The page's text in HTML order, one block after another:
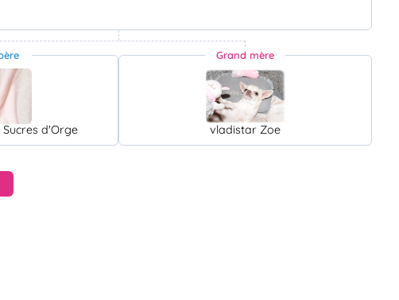
d'Orge
Grand mère
vladistar Zoe